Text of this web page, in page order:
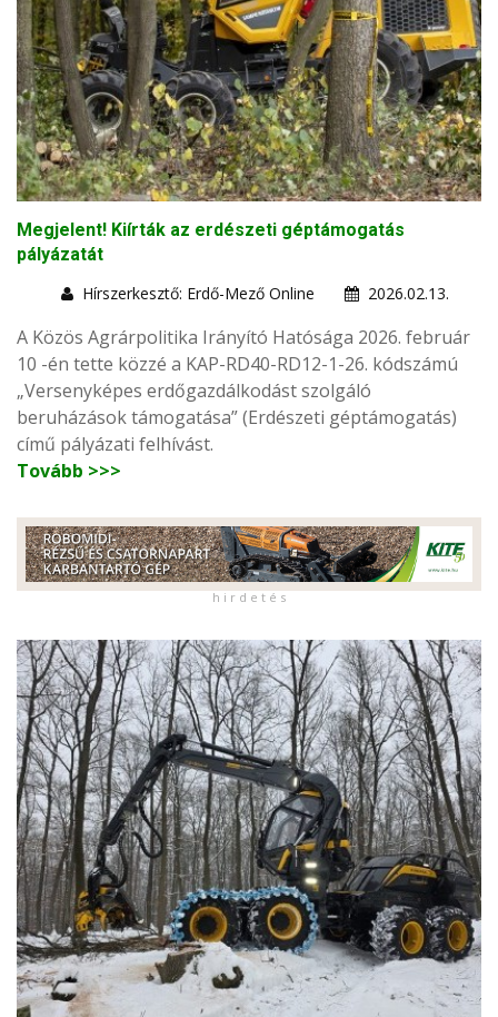
Megjelent! Kiírták az erdészeti géptámogatás
pályázatát
Hírszerkesztő: Erdő-Mező Online
2026.02.13.
A Közös Agrárpolitika Irányító Hatósága 2026. február
10 -én tette közzé a KAP-RD40-RD12-1-26. kódszámú
„Versenyképes erdőgazdálkodást szolgáló
beruházások támogatása” (Erdészeti géptámogatás)
című pályázati felhívást.
Tovább >>>
h i r d e t é s